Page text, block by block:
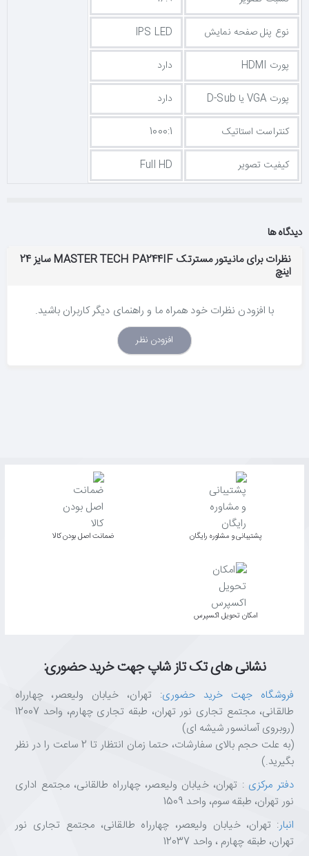
نوع پنل صفحه نمایش
IPS LED
پورت HDMI
دارد
پورت VGA یا D-Sub
دارد
کنتراست استاتیک
1000:1
کیفیت تصویر
Full HD
دیدگاه ها
نظرات برای مانیتور مسترتک MASTER TECH PA244IF سایز 24
اینچ
با افزودن نظرات خود همراه ما و راهنمای دیگر کاربران باشید.
افزودن نظر
پشتیبانی و مشاوره رایگان ﺿﻤﺎﻧﺖ اﺻﻞ ﺑﻮدن ﮐﺎﻟﺎ
اﻣﮑﺎن ﺗﺤﻮﯾﻞ اﮐﺴﭙﺮس
نشانی های تک تاز شاپ جهت خرید حضوری:
فروشگاه جهت خرید حضوری: تهران، خیابان ولیعصر، چهارراه
طالقانی، مجتمع تجاری نور تهران، طبقه تجاری چهارم، واحد 12007
(روبروی آسانسور شیشه ای)
(به علت حجم بالای سفارشات، حتما زمان انتظار تا 2 ساعت را در نظر
بگیرید.)
دفتر مرکزی : تهران، خیابان ولیعصر، چهارراه طالقانی، مجتمع اداری
نور تهران، طبقه سوم، واحد 1509
انبار: تهران، خیابان ولیعصر، چهارراه طالقانی، مجتمع تجاری نور
تهران، طبقه چهارم ، واحد 12037